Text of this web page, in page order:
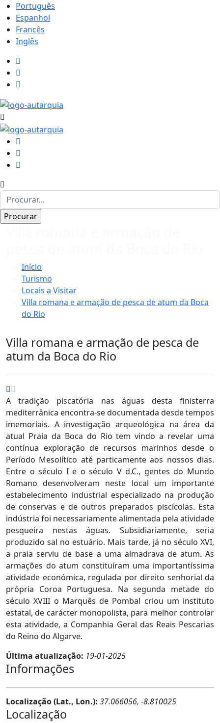
Português
Espanhol
Francês
Inglês
Início
Turismo
Locais a Visitar
Villa romana e armação de pesca de atum da Boca
do Rio
Villa romana e armação de pesca de
atum da Boca do Rio
A tradição piscatória nas águas desta finisterra
mediterrânica encontra-se documentada desde tempos
imemoriais. A investigação arqueológica na área da
atual Praia da Boca do Rio tem vindo a revelar uma
contínua exploração de recursos marinhos desde o
Período Mesolítico até particamente aos nossos dias.
Entre o século I e o século V d.C., gentes do Mundo
Romano desenvolveram neste local um importante
estabelecimento industrial especializado na produção
de conservas e de outros preparados piscícolas. Esta
indústria foi necessariamente alimentada pela atividade
pesqueira nestas águas. Subsidiariamente, seria
produzido sal no estuário. Mais tarde, já no século XVI,
a praia serviu de base a uma almadrava de atum. As
armações do atum constituíram uma importantíssima
atividade económica, regulada por direito senhorial da
própria Coroa Portuguesa. Na segunda metade do
século XVIII o Marquês de Pombal criou um instituto
estatal, de carácter monopolista, para melhor controlar
esta atividade, a Companhia Geral das Reais Pescarias
do Reino do Algarve.
Última atualização: 19-01-2025
Informações
Localização (Lat., Lon.): 37.066056, -8.810025
Localização